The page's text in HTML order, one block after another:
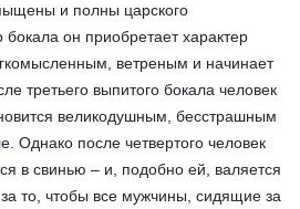
и полны царского
он приобретает характер
ветреным и начинает
третьего выпитого бокала человек
великодушным, бесстрашным
Однако после четвертого человек
в свинью – и, подобно ей, валяется
то, чтобы все мужчины, сидящие за